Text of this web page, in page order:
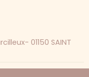
01150 SAINT